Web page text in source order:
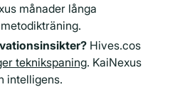
månader långa
Hives.cos
teknikspaning. KaiNexus
intelligens.